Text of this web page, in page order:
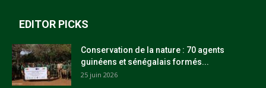
EDITOR PICKS
Conservation de la nature : 70 agents
guinéens et sénégalais formés...
25 juin 2026